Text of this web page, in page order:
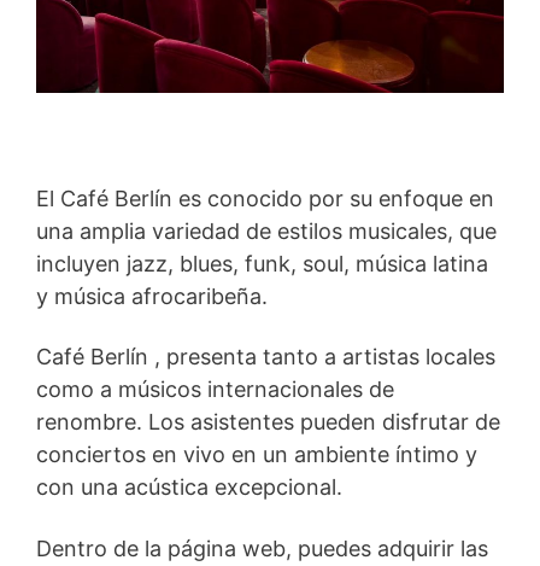
El Café Berlín es conocido por su enfoque en
una amplia variedad de estilos musicales, que
incluyen jazz, blues, funk, soul, música latina
y música afrocaribeña.
Café Berlín , presenta tanto a artistas locales
como a músicos internacionales de
renombre. Los asistentes pueden disfrutar de
conciertos en vivo en un ambiente íntimo y
con una acústica excepcional.
Dentro de la página web, puedes adquirir las